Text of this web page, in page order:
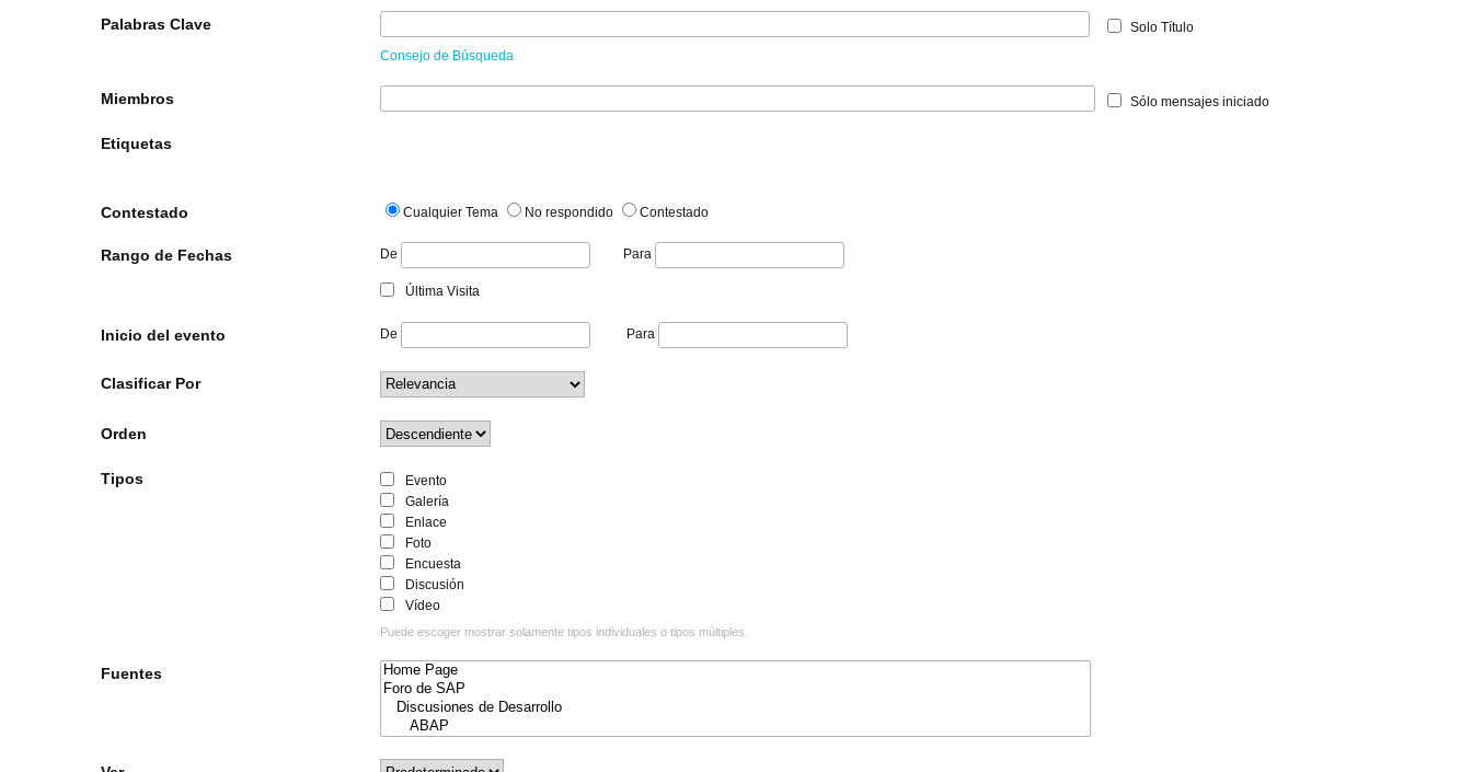
Palabras Clave
Consejo de Búsqueda
Solo Título
Miembros Sólo mensajes iniciado
Etiquetas
Contestado Cualquier Tema No respondido Contestado
Rango de Fechas De Para
Última Visita
Inicio del evento De Para
Clasificar Por
Orden
Tipos
Evento
Galería
Enlace
Foto
Encuesta
Discusión
Vídeo
Puede escoger mostrar solamente tipos individuales o tipos múltiples.
Fuentes